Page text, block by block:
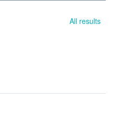
All results